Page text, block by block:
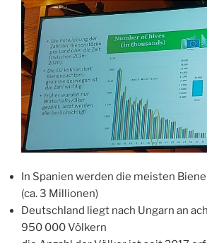
In Spanien werden die meisten
(ca. 3 Millionen)
Deutschland liegt nach Ungarn an
950 000 Völkern